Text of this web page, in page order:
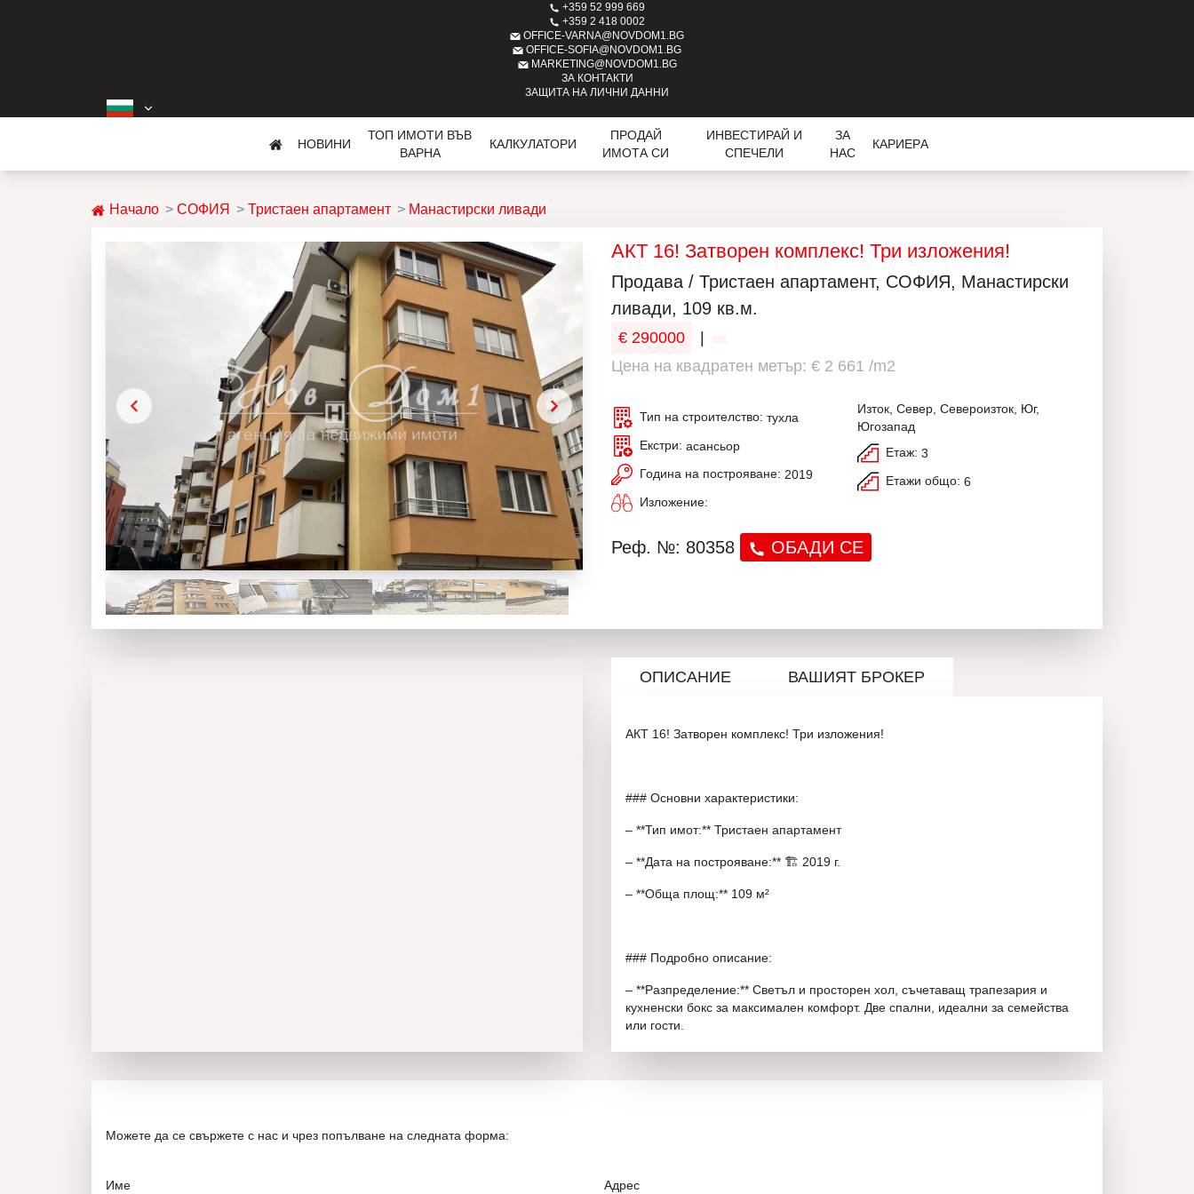
+359 52 999 669
+359 2 418 0002
OFFICE-VARNA@NOVDOM1.BG
OFFICE-SOFIA@NOVDOM1.BG
MARKETING@NOVDOM1.BG
ЗА КОНТАКТИ
ЗАЩИТА НА ЛИЧНИ ДАННИ
НОВИНИ
ТОП ИМОТИ ВЪВ
ВАРНА
КАЛКУЛАТОРИ
ПРОДАЙ
ИМОТА СИ
ИНВЕСТИРАЙ И
СПЕЧЕЛИ
ЗА
НАС
КАРИЕРA
Начало СОФИЯ Тристаен апартамент Манастирски ливади
АКТ 16! Затворен комплекс! Три изложения!
Продава / Тристаен апартамент, СОФИЯ, Манастирски
ливади, 109 кв.м.
€ 290000
Цена на квадратен метър: € 2 661 /m2
Тип на строителство: тухла
Екстри: асансьор
Година на построяване: 2019
Изложение:
Изток, Север, Североизток, Юг,
Югозапад
Етаж: 3
Етажи общо: 6
Реф. №: 80358 ОБАДИ СЕ
ОПИСАНИЕ ВАШИЯТ БРОКЕР
АКТ 16! Затворен комплекс! Три изложения!
### Основни характеристики:
– **Тип имот:** Тристаен апартамент
– **Дата на построяване:** 🏗️ 2019 г.
– **Обща площ:** 109 м²
### Подробно описание:
– **Разпределение:** Светъл и просторен хол, съчетаващ трапезария и
кухненски бокс за максимален комфорт. Две спални, идеални за семейства
или гости.
– **Достъп:** Контролиран достъп чрез автоматични врати и портали,
Можете да се свържете с нас и чрез попълване на следната форма:
Име Адрес